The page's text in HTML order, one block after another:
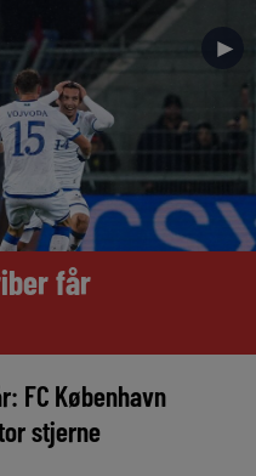
►
får
FC København
stjerne